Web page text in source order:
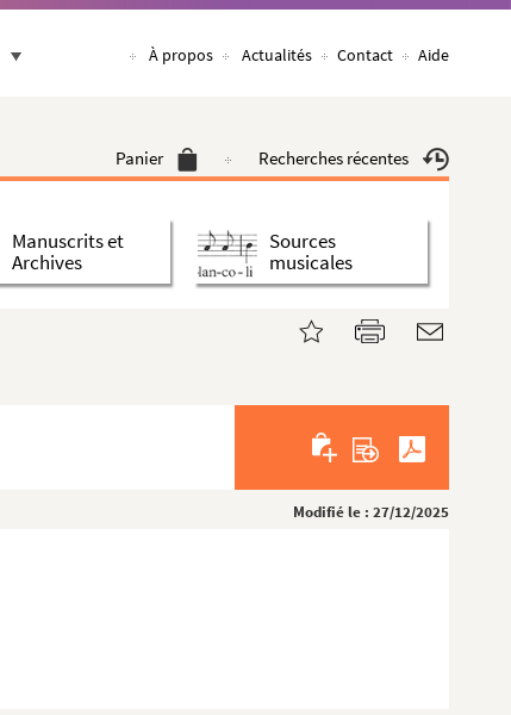
À propos Actualités Contact Aide
Panier Recherches récentes
Manuscrits et
Archives
Sources
musicales
Modifié le : 27/12/2025